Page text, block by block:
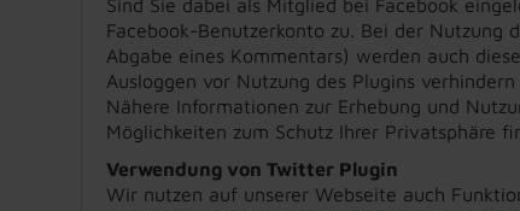
Sind Sie dabei als Mitglied bei Facebook
Facebook-Benutzerkonto zu. Bei der Nutzung
Abgabe eines Kommentars) werden auch
Ausloggen vor Nutzung des Plugins verhindern
Nähere Informationen zur Erhebung und
Möglichkeiten zum Schutz Ihrer Privatsphäre
Verwendung von Twitter Plugin
Wir nutzen auf unserer Webseite auch